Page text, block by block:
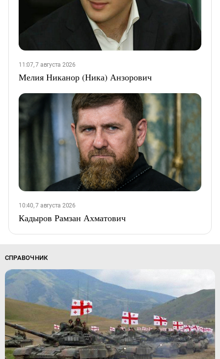
11:07, 7 августа 2026
Мелия Никанор (Ника) Анзорович
10:40, 7 августа 2026
Кадыров Рамзан Ахматович
СПРАВОЧНИК